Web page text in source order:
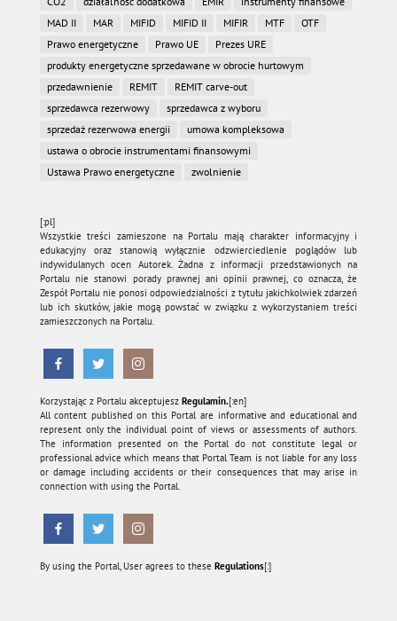
MAD II
MAR MIFID MIFID II MIFIR MTF
OTF
Prawo energetyczne
Prawo UE
Prezes URE
produkty energetyczne sprzedawane w obrocie hurtowym
przedawnienie
REMIT
REMIT carve-out
sprzedawca rezerwowy
sprzedawca z wyboru
sprzedaż rezerwowa energii
umowa kompleksowa
ustawa o obrocie instrumentami finansowymi
Ustawa Prawo energetyczne
zwolnienie
[:pl]
Wszystkie treści zamieszone na Portalu mają charakter informacyjny i
edukacyjny oraz stanowią wyłącznie odzwierciedlenie poglądów lub
indywidulanych ocen Autorek. Żadna z informacji przedstawionych na
Portalu nie stanowi porady prawnej ani opinii prawnej, co oznacza, że
Zespół Portalu nie ponosi odpowiedzialności z tytułu jakichkolwiek zdarzeń
lub ich skutków, jakie mogą powstać w związku z wykorzystaniem treści
zamieszczonych na Portalu.
Korzystając z Portalu akceptujesz Regulamin.[:en]
All content published on this Portal are informative and educational and
represent only the individual point of views or assessments of authors.
The information presented on the Portal do not constitute legal or
professional advice which means that Portal Team is not liable for any loss
or damage including accidents or their consequences that may arise in
connection with using the Portal.
By using the Portal, User agrees to these Regulations[:]